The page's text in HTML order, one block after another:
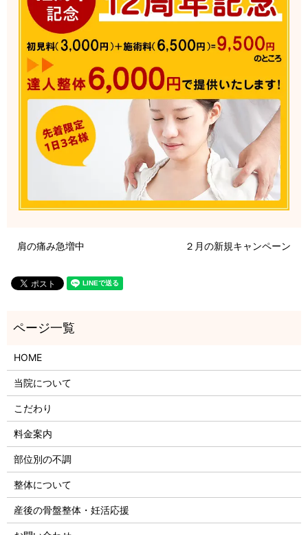
肩の痛み急増中 ２月の新規キャンペーン
HOME
当院について
こだわり
料金案内
部位別の不調
整体について
産後の骨盤整体・妊活応援